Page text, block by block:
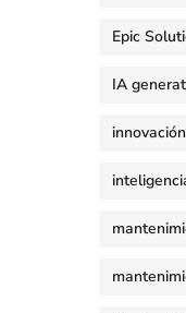
Epic
IA